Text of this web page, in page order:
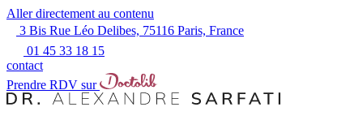
Aller directement au contenu
3 Bis Rue Léo Delibes, 75116 Paris, France
01 45 33 18 15
contact
Prendre RDV sur